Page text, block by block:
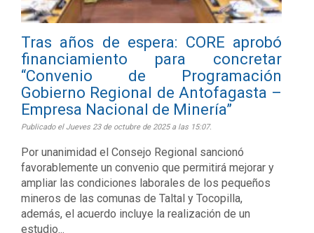
Tras años de espera: CORE aprobó
financiamiento para concretar
“Convenio de Programación
Gobierno Regional de Antofagasta –
Empresa Nacional de Minería”
Publicado el Jueves 23 de octubre de 2025 a las 15:07.
Por unanimidad el Consejo Regional sancionó
favorablemente un convenio que permitirá mejorar y
ampliar las condiciones laborales de los pequeños
mineros de las comunas de Taltal y Tocopilla,
además, el acuerdo incluye la realización de un
estudio...